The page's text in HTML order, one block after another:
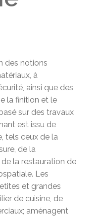
des notions
à
ainsi que des
la finition et le
sur des travaux
est issu de
tels ceux de la
de la
la restauration de
Les
et grandes
de cuisine, de
aménagent